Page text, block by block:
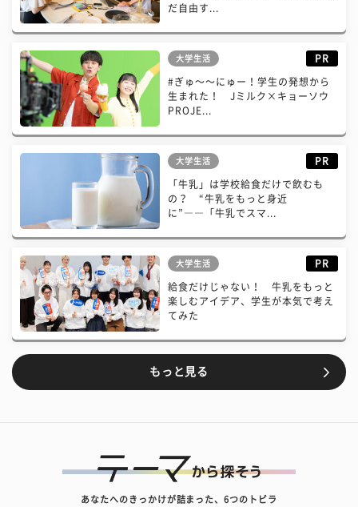
だ自由す...
大学生活 PR
#ぎゅ〜〜にゅー！学生の発想から
生まれた！ Jミルク×キョーソウ
PROJE...
大学生活 PR
「牛乳」は学校給食だけで飲むも
の？ “牛乳をもっと身近
に”――「牛乳でスマ...
大学生活 PR
給食だけじゃない！ 牛乳をもっと
楽しむアイデア、学生が本気で考え
てみた
もっと見る
あなたへのきっかけが詰まった、6つのトビラ